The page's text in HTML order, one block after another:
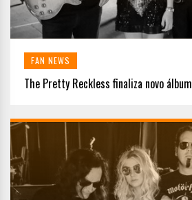
FAN NEWS
The Pretty Reckless finaliza novo álbum